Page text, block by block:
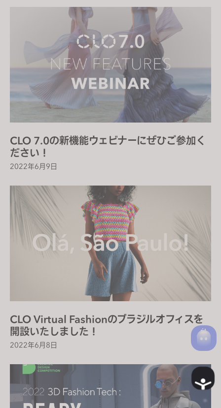
A
CLO 7.0の新機能ウェビナーにぜひご参加く
ださい！
2022年6月9日
CLO Virtual Fashionのブラジルオフィスを
開設いたしました！
2022年6月8日